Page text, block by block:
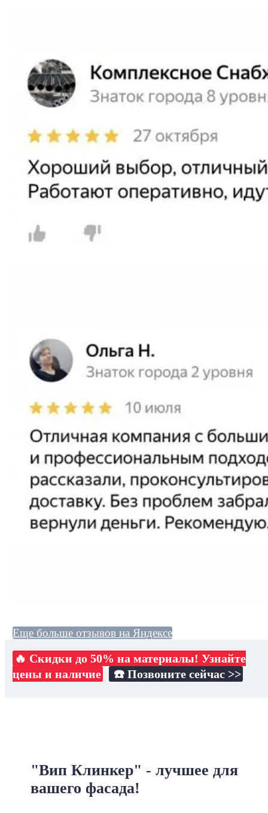
Еще больше отзывов на Яндексе
🔥 Скидки до 50% на материалы! Узнайте
цены и наличие
☎️ Позвоните сейчас >>
"Вип Клинкер" - лучшее для
вашего фасада!